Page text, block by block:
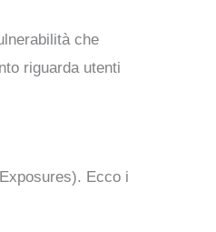
che
riguarda utenti
Ecco i